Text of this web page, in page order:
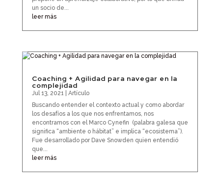
un socio de...
leer más
Coaching + Agilidad para navegar en la
complejidad
Jul 13, 2021
Artículo
Buscando entender el contexto actual y como abordar
los desafíos a los que nos enfrentamos, nos
encontramos con el Marco Cynefin (palabra galesa que
significa “ambiente o hábitat” e implica “ecosistema”).
Fue desarrollado por Dave Snowden quien entendió
que...
leer más